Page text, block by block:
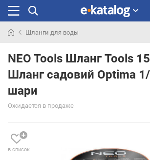
раньше
Шланги для воды
NEO Tools Шланг Tools
Шланг садовий Optima
шари
Ожидается в продаже
в список